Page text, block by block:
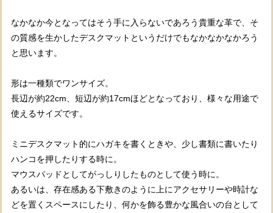
なかなか今となってはそう手に入らないであろう貴重な革で、そ
の質感を生かしたデスクマットというだけでもなかなかなかろう
と思います。
形は一種類でワンサイズ。
長辺が約22cm、短辺が約17cmほどとなっており、様々な用途で
使えるサイズです。
ミニデスクマット的にハガキを書くときや、少し書類に書いたり
ハンコを押したりする時に。
マウスパッドとしてがっしりしたものとして使う時に。
あるいは、存在感ある下敷きのように上にアクセサリーや時計な
どを置くスペースにしたり、何かを飾る豊かな風合いの台として